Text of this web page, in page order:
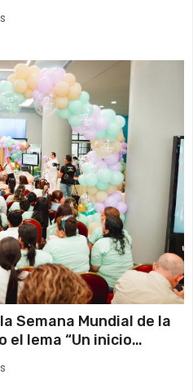
Semana Mundial de la
el lema “Un inicio